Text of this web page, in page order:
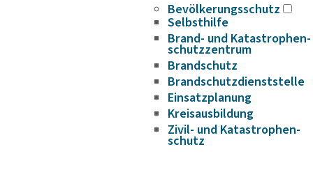
Bevöl­ke­rungs­schutz
Selbst­hilfe
Brand- und Kata­s­tro­­phen­­
schutz­­zen­trum
Brand­schutz
Brand­schutz­dienst­stelle
Einsatz­pla­nung
Kreis­aus­­bil­­dung
Zivil- und Kata­s­tro­­phen­­
schutz